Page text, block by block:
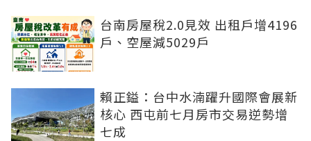
台南房屋稅2.0見效 出租戶增4196
戶、空屋減5029戶
賴正鎰：台中水湳躍升國際會展新
核心 西屯前七月房市交易逆勢增
七成